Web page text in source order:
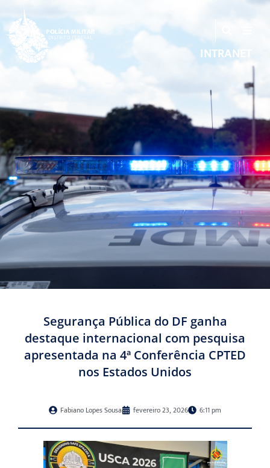
INTRANET
Segurança Pública do DF ganha
destaque internacional com pesquisa
apresentada na 4ª Conferência CPTED
nos Estados Unidos
Fabiano Lopes Sousa fevereiro 23, 2026 6:11 pm